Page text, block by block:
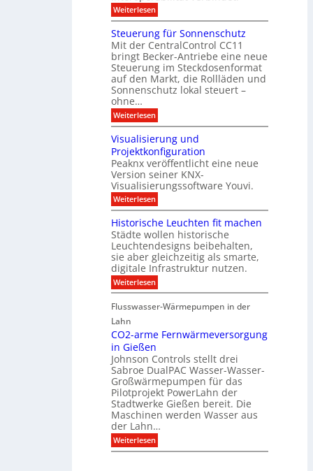
l
d
e
r
n
r
u
m
r
e
i
c
h
z
u
E
n
e
s
p
a
y
e
b
u
d
e
:
D
a
t
e
n
a
n
a
l
y
s
e
d
i
r
e
k
t
i
n
d
e
r
n
r
a
s
t
r
u
k
t
u
r
Weiterlesen:
M
d
u
l
a
r
e
r
C
o
n
t
r
o
l
l
e
r
m
i
t
K
N
X
-
I
n
t
g
a
t
i
o
n
Steuerung für Sonnenschutz
Mit der CentralControl CC11
bringt Becker-Antriebe eine neue
Steuerung im Steckdosenformat
auf den Markt, die Rollläden und
Sonnenschutz lokal steuert –
ohne…
Weiterlesen:
S
e
u
e
r
u
n
g
f
ü
r
S
o
n
n
e
n
c
t
z
Visualisierung und
Projektkonfiguration
Peaknx veröffentlicht eine neue
Version seiner KNX-
Visualisierungssoftware Youvi.
Weiterlesen:
V
s
u
a
l
i
s
i
e
r
g
u
n
d
P
r
o
j
e
t
k
o
Historische Leuchten fit machen
Städte wollen historische
Leuchtendesigns beibehalten,
sie aber gleichzeitig als smarte,
digitale Infrastruktur nutzen.
Weiterlesen:
H
s
r
i
s
c
h
e
L
e
u
c
t
Flusswasser-Wärmepumpen in der
Lahn
CO2-arme Fernwärmeversorgung
in Gießen
Johnson Controls stellt drei
Sabroe DualPAC Wasser-Wasser-
Großwärmepumpen für das
Pilotprojekt PowerLahn der
Stadtwerke Gießen bereit. Die
Maschinen werden Wasser aus
der Lahn…
Weiterlesen:
C